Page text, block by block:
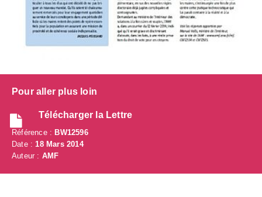
Pour aller plus loin
Télécharger la Lettre
Référence : BW12596
Date : 18 Mars 2014
Auteur : AMF